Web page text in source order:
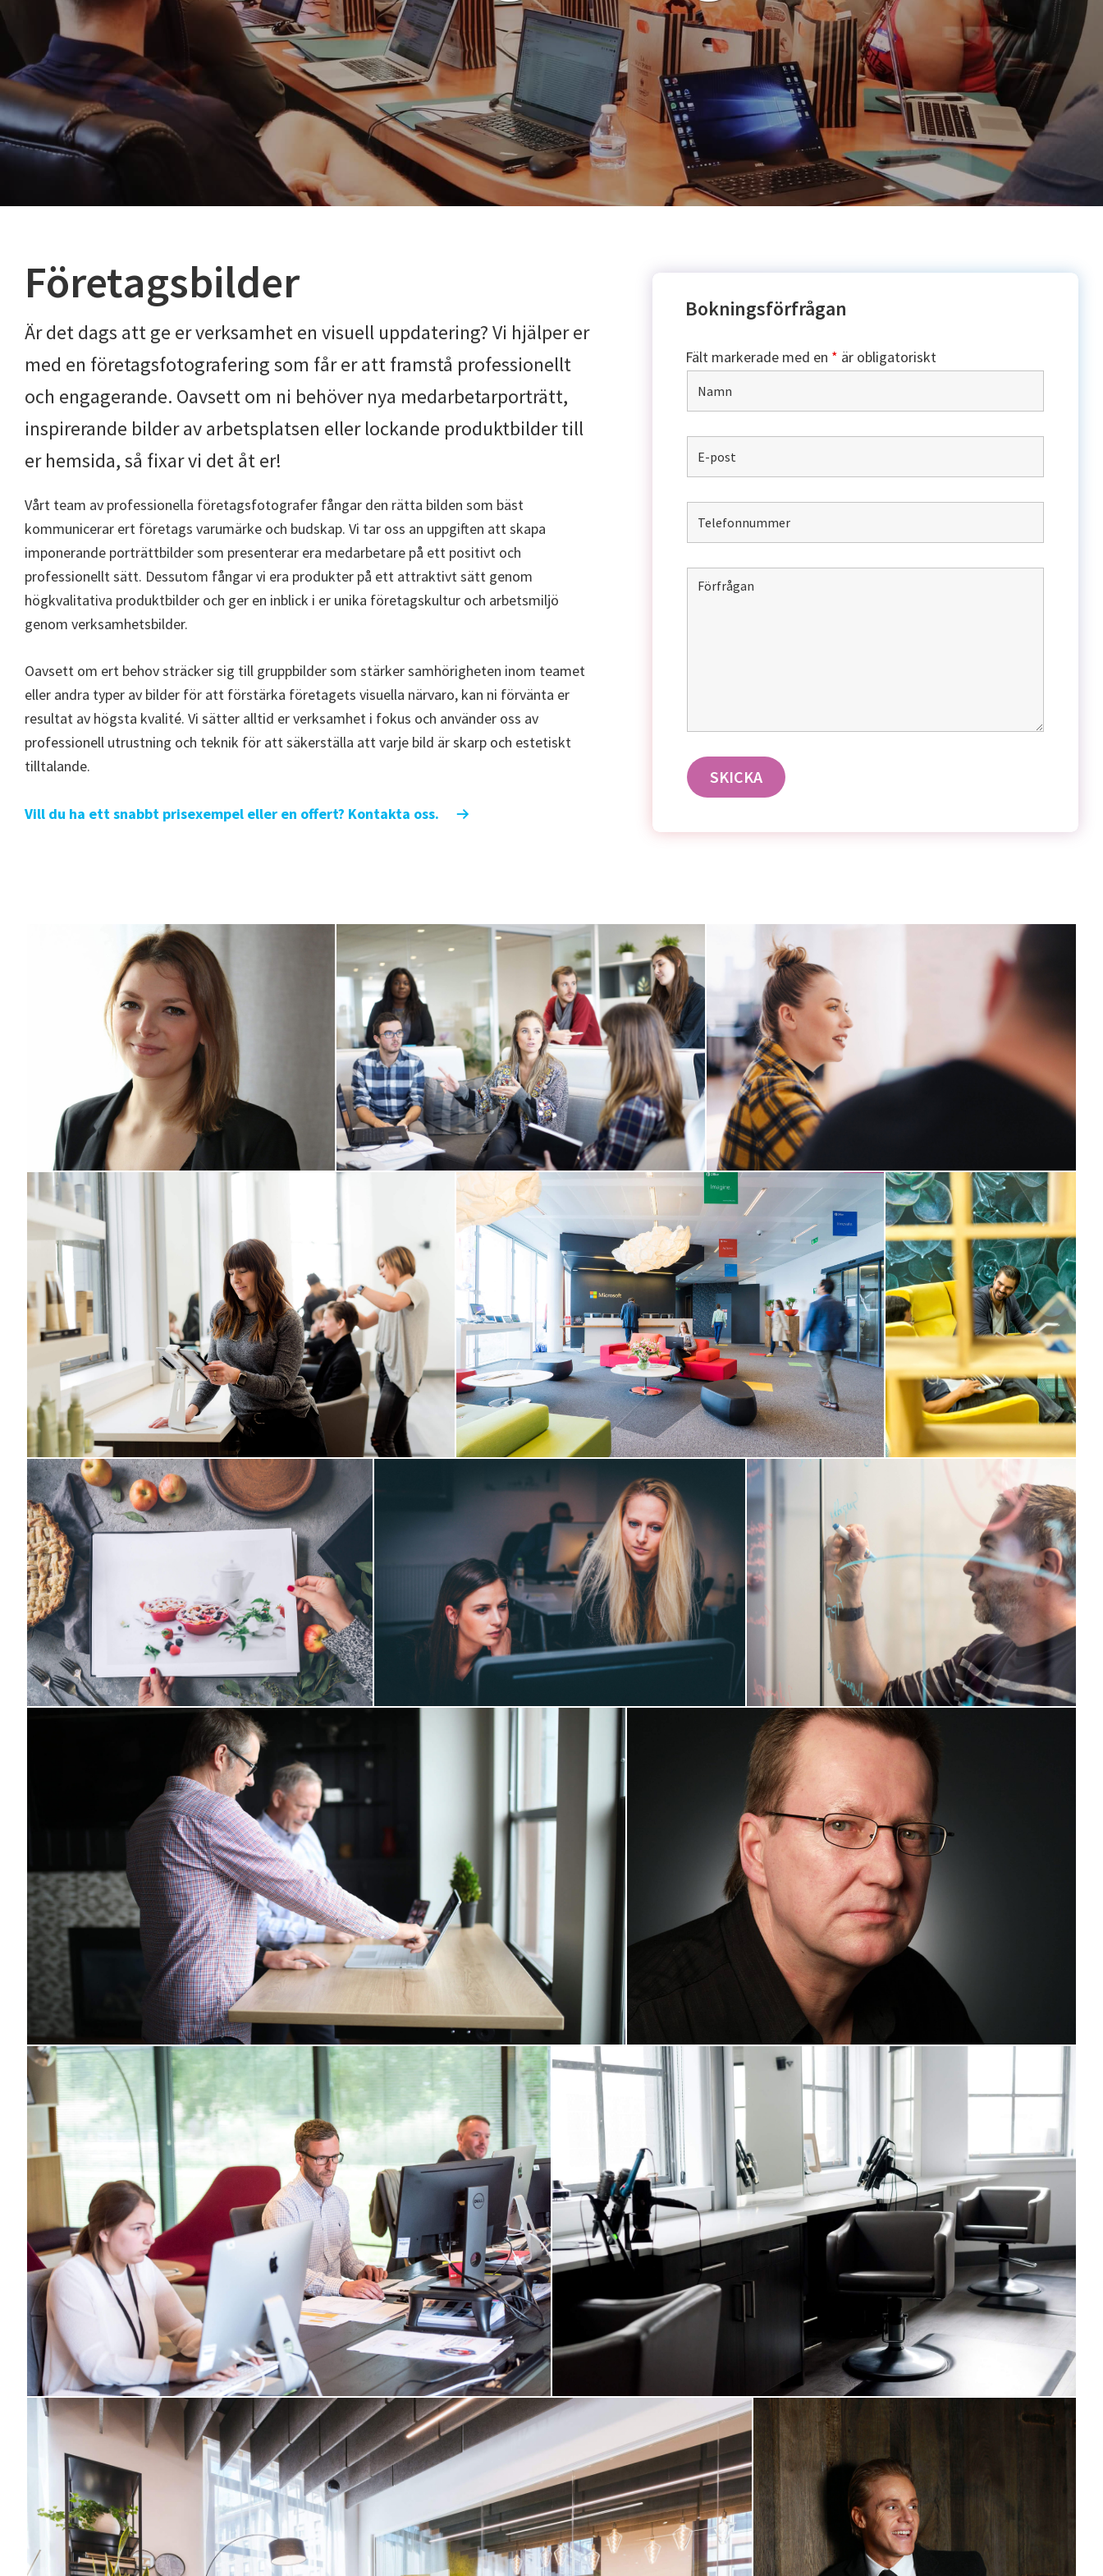
Företagsbilder
Är det dags att ge er verksamhet en visuell uppdatering? Vi hjälper er
med en företagsfotografering som får er att framstå professionellt
och engagerande. Oavsett om ni behöver nya medarbetarporträtt,
inspirerande bilder av arbetsplatsen eller lockande produktbilder till
er hemsida, så fixar vi det åt er!
Vårt team av professionella företagsfotografer fångar den rätta bilden som bäst
kommunicerar ert företags varumärke och budskap. Vi tar oss an uppgiften att skapa
imponerande porträttbilder som presenterar era medarbetare på ett positivt och
professionellt sätt. Dessutom fångar vi era produkter på ett attraktivt sätt genom
högkvalitativa produktbilder och ger en inblick i er unika företagskultur och arbetsmiljö
genom verksamhetsbilder.
Oavsett om ert behov sträcker sig till gruppbilder som stärker samhörigheten inom teamet
eller andra typer av bilder för att förstärka företagets visuella närvaro, kan ni förvänta er
resultat av högsta kvalité. Vi sätter alltid er verksamhet i fokus och använder oss av
professionell utrustning och teknik för att säkerställa att varje bild är skarp och estetiskt
tilltalande.
Vill du ha ett snabbt prisexempel eller en offert? Kontakta oss.
Bokningsförfrågan
Fält markerade med en * är obligatoriskt